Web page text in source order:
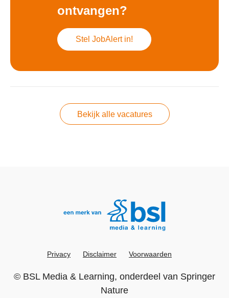
ontvangen?
Stel JobAlert in!
Bekijk alle vacatures
Privacy Disclaimer Voorwaarden
© BSL Media & Learning, onderdeel van Springer
Nature